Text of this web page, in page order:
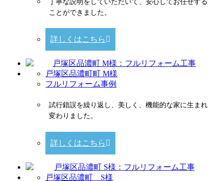
丁寧な説明をしていただいて、安心してお任せする
ことができました。
詳しくはこちら
戸塚区品濃町町 M様
フルリフォーム事例
試行錯誤を繰り返し、美しく、機能的な家に生まれ
変わりました。
詳しくはこちら
戸塚区品濃町 S様